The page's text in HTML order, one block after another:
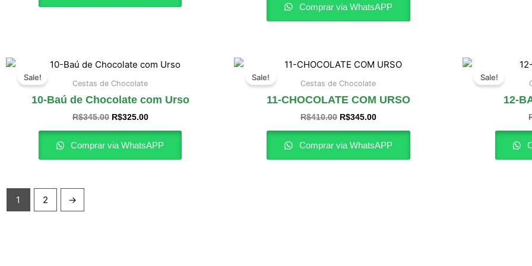
Comprar via WhatsAPP
Sale!
Cestas de Chocolate
10-Baú de Chocolate com Urso
R$345.00
O
original
R$345.00.
R$325.00
O
atual
R$325.00.
Comprar via WhatsAPP
Sale!
Cestas de Chocolate
11-CHOCOLATE COM URSO
R$410.00
O
original
R$410.00.
R$345.00
O
atual
R$345.00.
Comprar via WhatsAPP
Sale!
12-
1 2 →